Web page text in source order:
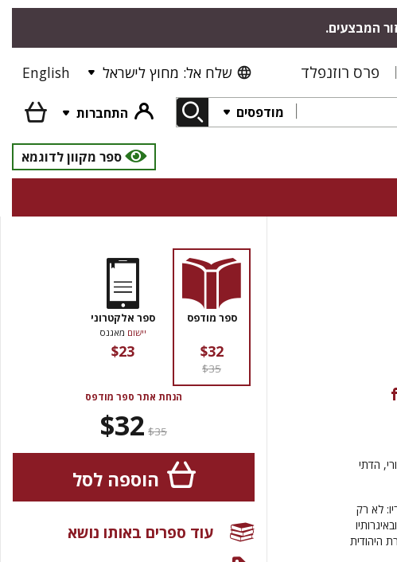
המבצעים.
פרס רוזנפלד שלח אל: מחוץ לישראל English
מודפסים
התחברות
ספר מקוון לדוגמא
הדתי
לא רק
היהודית
ספר מודפס
$32
$35
ספר אלקטרוני
יישום מאגנס
$23
הנחת אתר ספר מודפס
$35
$32
הוספה לסל
עוד ספרים באותו נושא